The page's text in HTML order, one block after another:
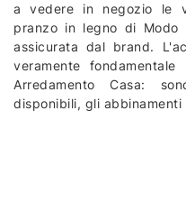
a vedere in negozio le
pranzo in legno di
assicurata dal brand.
veramente
Arredamento Casa:
disponibili, gli